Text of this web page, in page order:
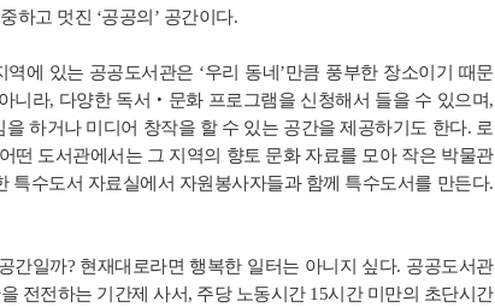
하고 멋진 ‘공공의’ 공간이다.
에 있는 공공도서관은 ‘우리 동네’만큼 풍부한 장소이기 때문
니라, 다양한 독서‧문화 프로그램을 신청해서 들을 수 있으며,
하거나 미디어 창작을 할 수 있는 공간을 제공하기도 한다. 로
떤 도서관에서는 그 지역의 향토 문화 자료를 모아 작은 박물관
수도서 자료실에서 자원봉사자들과 함께 특수도서를 만든다.
일까? 현재대로라면 행복한 일터는 아니지 싶다. 공공도서관
전전하는 기간제 사서, 주당 노동시간 15시간 미만의 초단시간